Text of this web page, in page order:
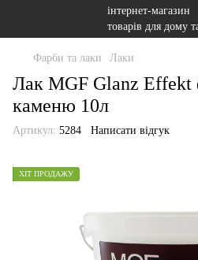
Фарби та лаки Лаки
Лак MGF Glanz Effekt
каменю 10л
Артикул: 5284 Написати відгук
ХІТ ПРОДАЖУ